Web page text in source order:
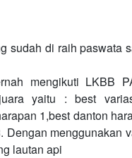
sudah di raih paswata
mengikuti LKBB
yaitu : best
1,best danton
Dengan menggunakan
lautan api